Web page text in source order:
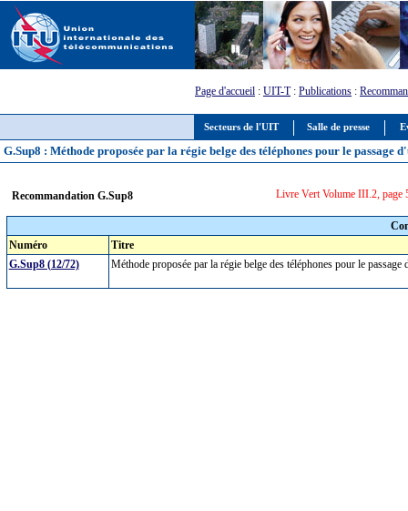
Secteurs de l'UIT Salle de presse
Page d'accueil : UIT-T: Publications :
G.Sup8 : Méthode proposée par la régie belge des téléphones pour le passage
Recommandation G.Sup8 Livre Vert Volume III.2, page
Numéro
Titre
G.Sup8 (12/72)
Méthode proposée par la régie belge des téléphones pour le